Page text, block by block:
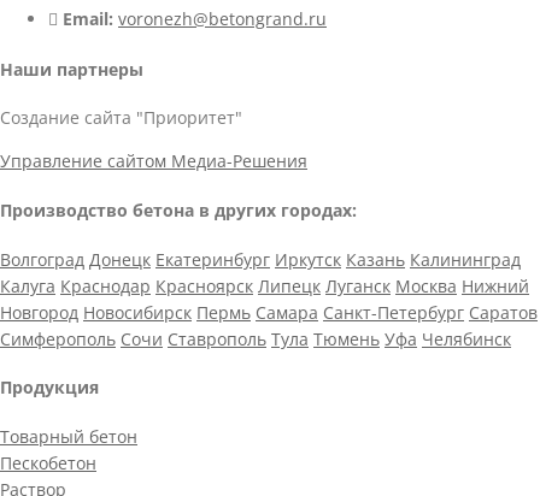
Email: voronezh@betongrand.ru
Наши партнеры
Создание сайта "Приоритет"
Управление сайтом Медиа-Решения
Производство бетона в других городах:
Волгоград Донецк Екатеринбург Иркутск Казань Калининград
Калуга Краснодар Красноярск Липецк Луганск Москва Нижний
Новгород Новосибирск Пермь Самара Санкт-Петербург Саратов
Симферополь Сочи Ставрополь Тула Тюмень Уфа Челябинск
Продукция
Товарный бетон
Пескобетон
Раствор